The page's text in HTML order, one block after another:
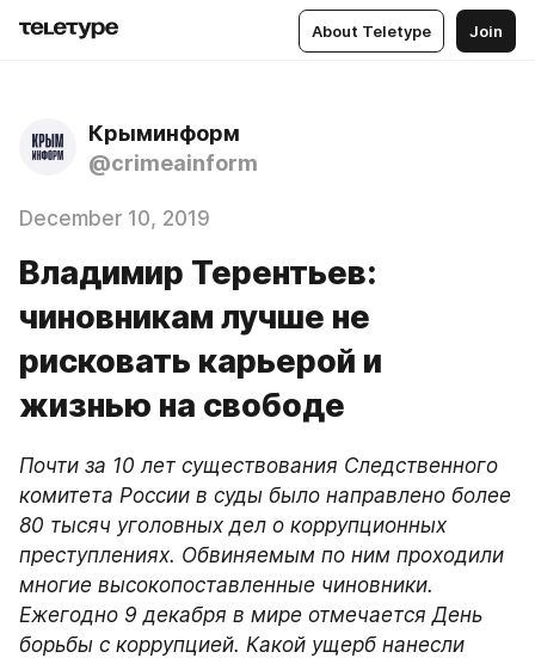
About Teletype Join
Крыминформ
@crimeainform
December 10, 2019
Владимир Терентьев:
чиновникам лучше не
рисковать карьерой и
жизнью на свободе
Почти за 10 лет существования Следственного
комитета России в суды было направлено более
80 тысяч уголовных дел о коррупционных
преступлениях. Обвиняемым по ним проходили
многие высокопоставленные чиновники.
Ежегодно 9 декабря в мире отмечается День
борьбы с коррупцией. Какой ущерб нанесли